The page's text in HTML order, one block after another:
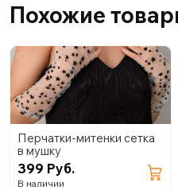
Похожие
Перчатки-митенки сетка
в мушку
399 Руб.
В наличии